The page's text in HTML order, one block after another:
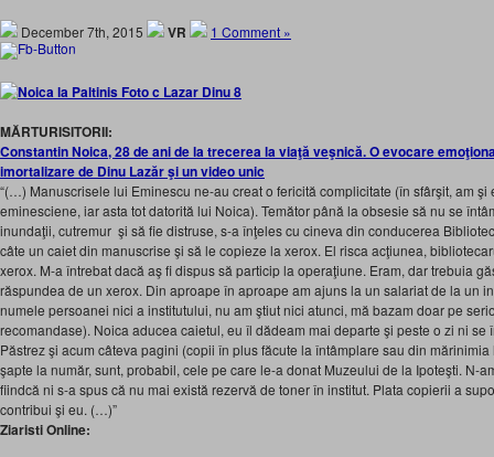
December 7th, 2015 VR 1 Comment »
MĂRTURISITORII:
Constantin Noica, 28 de ani de la trecerea la viaţă veşnică. O evocare
imortalizare de Dinu Lazăr şi un video unic
“(…) Manuscrisele lui Eminescu ne-au creat o fericită complicitate (în sfârşit, am
eminesciene, iar asta tot datorită lui Noica). Temător până la obsesie să nu se
inundaţii, cutremur  şi să fie distruse, s-a înţeles cu cineva din conducerea
câte un caiet din manuscrise şi să le copieze la xerox. El risca acţiunea,
xerox. M-a întrebat dacă aş fi dispus să particip la operaţiune. Eram, dar trebuia
răspundea de un xerox. Din aproape în aproape am ajuns la un salariat de la un
numele persoanei nici a institutului, nu am ştiut nici atunci, mă bazam doar pe
recomandase). Noica aducea caietul, eu îl dădeam mai departe şi peste o zi ni
Păstrez şi acum câteva pagini (copii în plus făcute la întâmplare sau din mărinimia
şapte la număr, sunt, probabil, cele pe care le-a donat Muzeului de la Ipoteşti. N-
fiindcă ni s-a spus că nu mai există rezervă de toner în institut. Plata copierii a
contribui şi eu. (…)”
Ziaristi Online: